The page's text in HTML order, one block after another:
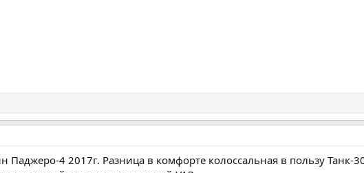
Паджеро-4 2017г. Разница в комфорте колоссальная в пользу Танк-